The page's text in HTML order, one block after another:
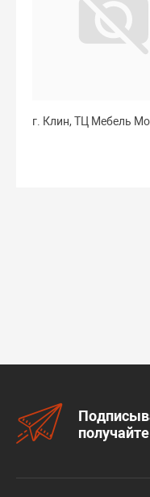
г. Клин, ТЦ Мебель